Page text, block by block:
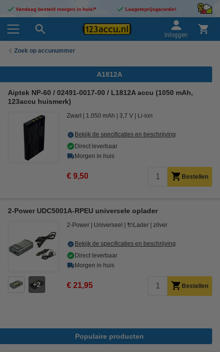
Vandaag besteld morgen in huis!* Laagsteprijsgarantie!
Inloggen
Zoek op accunummer
A1812A
Aiptek NP-60 / 02491-0017-00 / L1812A accu (1050 mAh,
123accu huismerk)
Zwart 1.050 mAh 3,7 V Li-ion
Bekijk de specificaties en beschrijving
Direct leverbaar
Morgen in huis
€ 9,50 Bestellen
2-Power UDC5001A-RPEU universele oplader
2
2-Power Universeel 🔌Lader zilver
Bekijk de specificaties en beschrijving
Direct leverbaar
Morgen in huis
€ 21,95 Bestellen
Populaire producten